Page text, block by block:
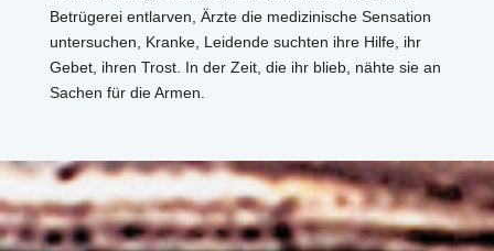
Betrügerei entlarven, Ärzte die medizinische Sensation
untersuchen, Kranke, Leidende suchten ihre Hilfe, ihr
Gebet, ihren Trost. In der Zeit, die ihr blieb, nähte sie an
Sachen für die Armen.